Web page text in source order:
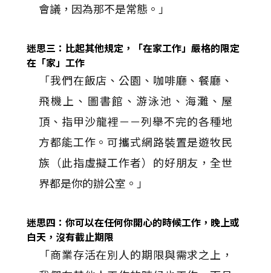
會議，因為那不是常態。」
迷思三：比起其他規定，「在家工作」嚴格的限定
在「家」工作
「我們在飯店、公園、咖啡廳、餐廳、
飛機上、圖書館、游泳池、海灘、屋
頂、指甲沙龍裡－－列舉不完的各種地
方都能工作。可攜式網路裝置是遊牧民
族（此指虛擬工作者）的好朋友，全世
界都是你的辦公室。」
迷思四：你可以在任何你開心的時候工作，晚上或
白天，沒有截止期限
「商業存活在別人的期限與需求之上，